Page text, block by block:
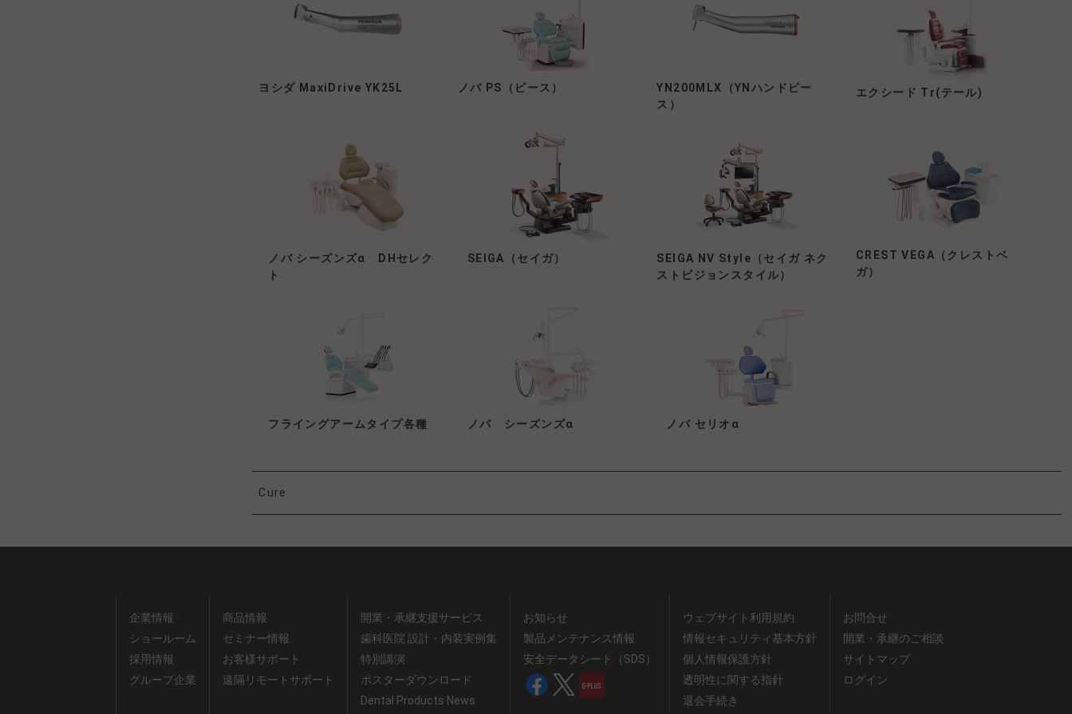
ヨシダ MaxiDrive YK25L ノバ PS（ピース）
YN200MLX（YNハンドピー
ス）
エクシード Tr(テール)
ノバ シーズンズα DHセレク
ト
SEIGA（セイガ）
SEIGA NV Style（セイガ ネク
ストビジョンスタイル）
CREST VEGA（クレストベ
ガ）
フライングアームタイプ各種 ノバ シーズンズα ノバ セリオα
Cure
企業情報
ショールーム
採用情報
グループ企業
商品情報
セミナー情報
お客様サポート
遠隔リモートサポート
開業・承継支援サービス
歯科医院 設計・内装実例集
特別講演
ポスターダウンロード
Dental Products News
お知らせ
製品メンテナンス情報
安全データシート（SDS）
ウェブサイト利用規約
情報セキュリティ基本方針
個人情報保護方針
透明性に関する指針
退会手続き
お問合せ
開業・承継のご相談
サイトマップ
ログイン